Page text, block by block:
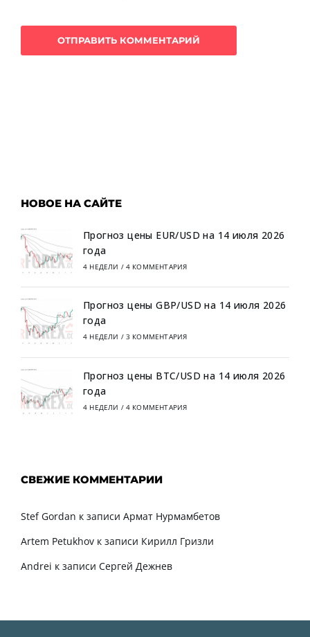
НОВОЕ НА САЙТЕ
Прогноз цены EUR/USD на 14 июля 2026
года
4 НЕДЕЛИ / 4 КОММЕНТАРИЯ
Прогноз цены GBP/USD на 14 июля 2026
года
4 НЕДЕЛИ / 3 КОММЕНТАРИЯ
Прогноз цены BTC/USD на 14 июля 2026
года
4 НЕДЕЛИ / 4 КОММЕНТАРИЯ
СВЕЖИЕ КОММЕНТАРИИ
Stef Gordan к записи Армат Нурмамбетов
Artem Petukhov к записи Кирилл Гризли
Andrei к записи Сергей Дежнев